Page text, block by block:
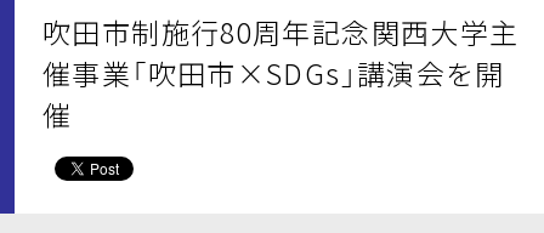
吹田市制施行80周年記念関西大学主
催事業「吹田市×SDGs」講演会を開
催